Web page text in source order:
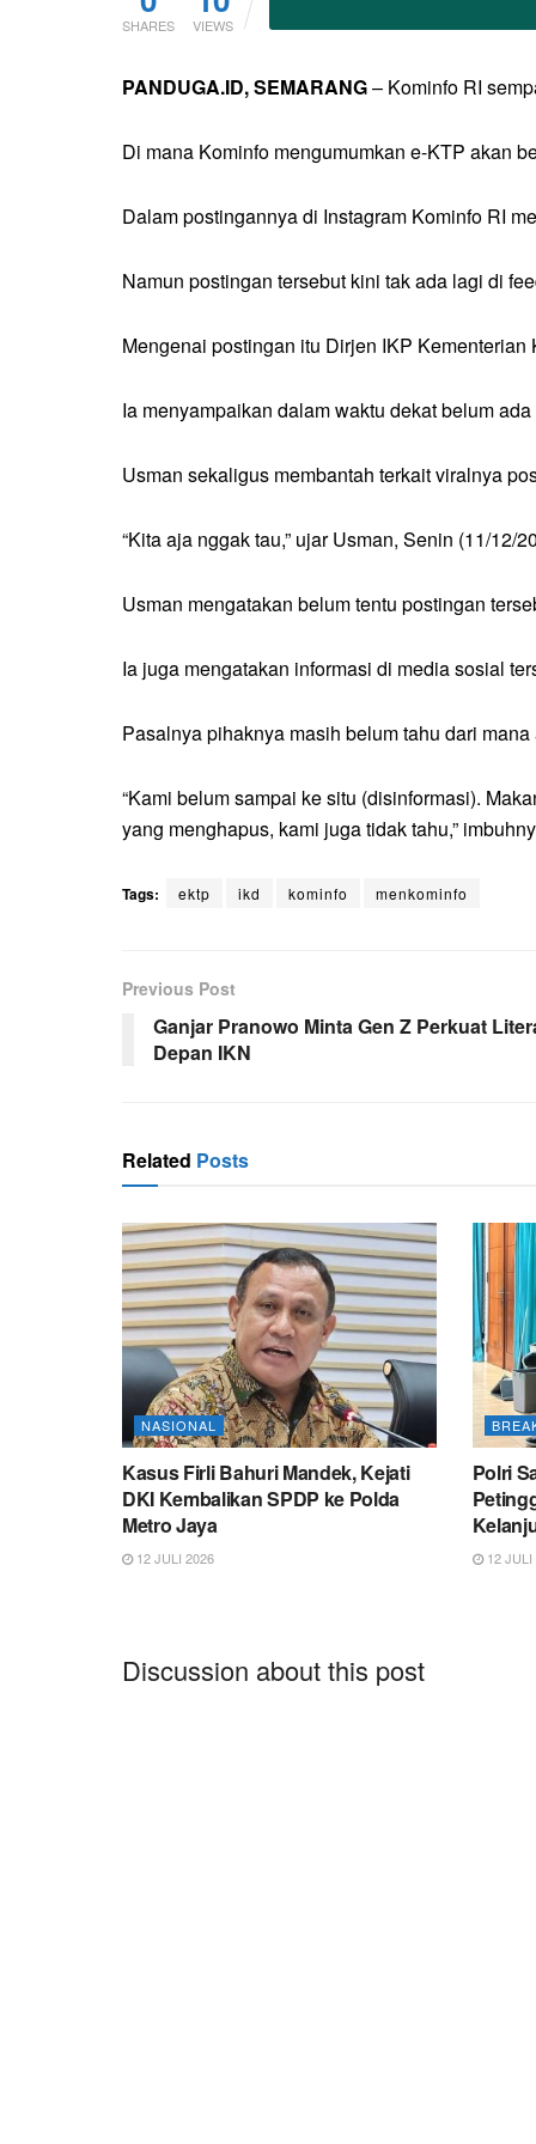
SHARES VIEWS
PANDUGA.ID, SEMARANG– Kominfo RI
Di mana Kominfo mengumumkan e-KTP akan
Dalam postingannya di Instagram Kominfo RI
Namun postingan tersebut kini tak ada lagi di
Mengenai postingan itu Dirjen IKP
Ia menyampaikan dalam waktu dekat belum
Usman sekaligus membantah terkait viralnya
“Kita aja nggak tau,” ujar Usman, Senin (11/12/
Usman mengatakan belum tentu postingan
Ia juga mengatakan informasi di media sosial
Pasalnya pihaknya masih belum tahu dari
“Kami belum sampai ke situ (disinformasi).
yang menghapus, kami juga tidak tahu,”
Tags: ektp ikd kominfo menkominfo
Previous Post
Ganjar Pranowo Minta Gen Z Perkuat
Depan IKN
Related Posts
NASIONAL
Kasus Firli Bahuri Mandek, Kejati
DKI Kembalikan SPDP ke Polda
Metro Jaya
12 JULI 2026
Polri
12 JULI
Discussion about this post